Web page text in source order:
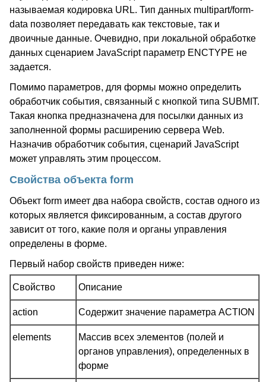
называемая кодировка URL. Тип данных multipart/form-
data позволяет передавать как текстовые, так и
двоичные данные. Очевидно, при локальной обработке
данных сценарием JavaScript параметр ENCTYPE не
задается.
Помимо параметров, для формы можно определить
обработчик события, связанный с кнопкой типа SUBMIT.
Такая кнопка предназначена для посылки данных из
заполненной формы расширению сервера Web.
Назначив обработчик события, сценарий JavaScript
может управлять этим процессом.
Свойства объекта form
Объект form имеет два набора свойств, состав одного из
которых является фиксированным, а состав другого
зависит от того, какие поля и органы управления
определены в форме.
Первый набор свойств приведен ниже:
Свойство Описание
action Содержит значение параметра ACTION
elements
Массив всех элементов (полей и
органов управления), определенных в
форме